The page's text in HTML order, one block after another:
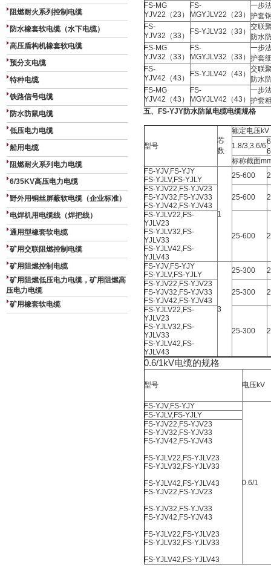
阻燃耐火系列控制电缆
防水橡套软电缆（水下电缆）
高压盾构机橡套软电缆
预分支电缆
特种电缆
铁路信号电缆
防水防鼠电缆
低压电力电缆
船用电缆
阻燃耐火系列电力电缆
6/35KV高压电力电缆
野外用铜丝屏蔽软电缆（企业标准）
电焊机用电缆线（焊把线）
通用型橡套软电缆
矿用交联阻燃控制电缆
矿用阻燃控制电缆
矿用阻燃低压电力电缆，矿用阻燃高
压电力电缆
矿用橡套软电缆
FS-MG
YJV22（23）
FS-
MGYJLV22（23）
一步
护套
FS-
YJV32（33）
FS-YJLV32（33）
交联
防水
FS-MG
YJV32（33）
FS-
MGYJLV32（33）
一步
护套
FS-
YJV42（43）
FS-YJLV42（43）
交联
防水
FS-MG
YJV42（43）
FS-
MGYJLV42（43）
一步
护套
五、
FS-YJY防水防鼠电缆电缆规格
型号
芯
数
额定电压kV
1.8/3,3.6/6
标称截面
FS-YJV,FS-YJY
FS-YJLV,FS-YJLY
1
25-600
FS-YJV22,FS-YJV23
FS-YJV32,FS-YJV33
FS-YJV42,FS-YJV43
25-600
FS-YJLV22,FS-
YJLV23
FS-YJLV32,FS-
YJLV33
FS-YJLV42,FS-
YJLV43
25-600
FS-YJV,FS-YJY
FS-YJLV,FS-YJLY
3
25-300
FS-YJV22,FS-YJV23
FS-YJV32,FS-YJV33
FS-YJV42,FS-YJV43
25-300
FS-YJLV22,FS-
YJLV23
FS-YJLV32,FS-
YJLV33
FS-YJLV42,FS-
YJLV43
25-300
0.6/1kV电缆的规格
型号 电压kV
FS-YJV,FS-YJY
0.6/1
FS-YJLV,FS-YJLY
FS-YJV22,FS-YJV23
FS-YJV32,FS-YJV33
FS-YJV42,FS-YJV43
FS-YJLV22,FS-YJLV23
FS-YJLV32,FS-YJLV33
FS-YJLV42,FS-YJLV43
FS-YJV22,FS-YJV23
FS-YJV32,FS-YJV33
FS-YJV42,FS-YJV43
FS-YJLV22,FS-YJLV23
FS-YJLV32,FS-YJLV33
FS-YJLV42,FS-YJLV43